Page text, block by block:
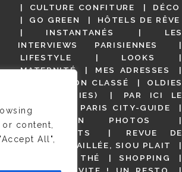
content,
All",
CULTURE CONFITURE
DÉCO
GO GREEN
HÔTELS DE RÊVE
INSTANTANÉS
LES
INTERVIEWS PARISIENNES
LIFESTYLE
LOOKS
MATERNITÉ
MES ADRESSES
NON CLASSÉ
OLDIES
(BUT GOODIES)
PAR ICI LE
MAGOT !
PARIS CITY-GUIDE
PARIS EN PHOTOS
RESTAURANTS
REVUE DE
PRESSE DÉTAILLÉE, SIOU PLAIT
SALONS DE THÉ
SHOPPING
VIDÉOS
VITE ! UN RESTO